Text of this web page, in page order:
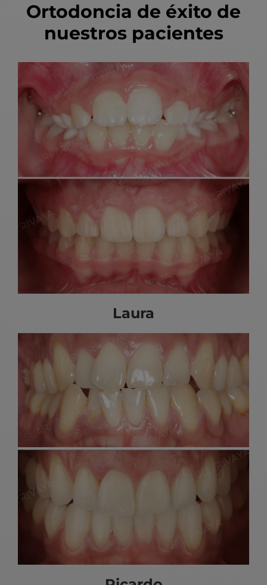
Ortodoncia de éxito de
nuestros pacientes
Laura